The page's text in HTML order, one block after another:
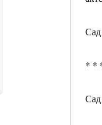
* *